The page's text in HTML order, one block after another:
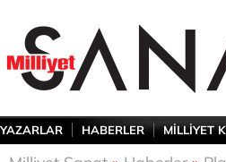
YAZARLAR HABERLER MİLLİYET